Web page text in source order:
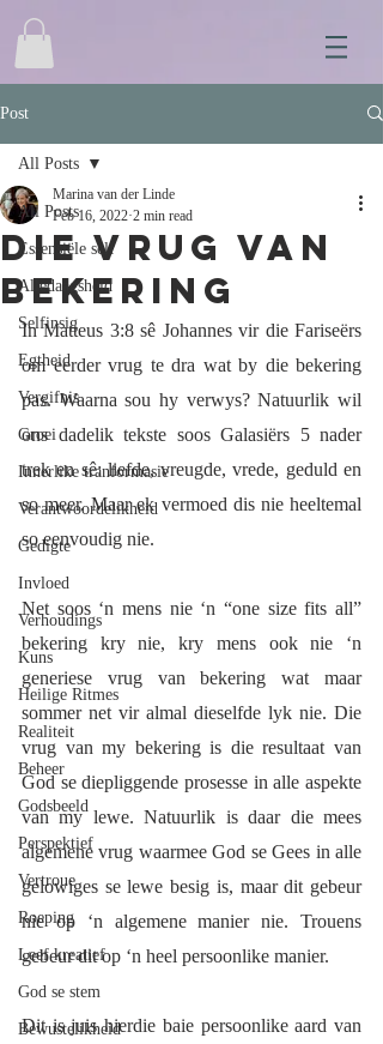
Post
All Posts
Essensiële self
Alledaagsheid
Selfinsig
Egtheid
Vergifnis
Groei
Innerlike tranformasie
Verantwoordelikheid
Gedigte
Invloed
Verhoudings
Kuns
Heilige Ritmes
Realiteit
Beheer
Godsbeeld
Perspektief
Vertroue
Roeping
Leef kreatief
God se stem
Bewustelikheid
All Posts
Die vrug van
bekering
Marina van der Linde
Feb 16, 2022 2 min read
In Matteus 3:8 sê Johannes vir die Fariseërs
om eerder vrug te dra wat by die bekering
pas. Waarna sou hy verwys? Natuurlik wil
ons dadelik tekste soos Galasiërs 5 nader
trek en sê: liefde, vreugde, vrede, geduld en
so meer. Maar ek vermoed dis nie heeltemal
so eenvoudig nie.
Net soos ‘n mens nie ‘n “one size fits all”
bekering kry nie, kry mens ook nie ‘n
generiese vrug van bekering wat maar
sommer net vir almal dieselfde lyk nie. Die
vrug van my bekering is die resultaat van
God se diepliggende prosesse in alle aspekte
van my lewe. Natuurlik is daar die mees
algemene vrug waarmee God se Gees in alle
gelowiges se lewe besig is, maar dit gebeur
nie op ‘n algemene manier nie. Trouens
gebeur dit op ‘n heel persoonlike manier.
Dit is juis hierdie baie persoonlike aard van